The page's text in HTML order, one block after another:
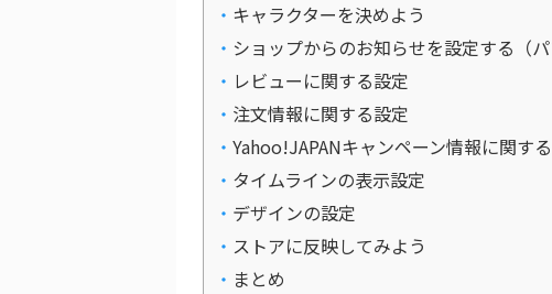
キャラクターを決めよう
ショップからのお知らせを設定する（パ
レビューに関する設定
注文情報に関する設定
Yahoo!JAPANキャンペーン情報に関す
タイムラインの表示設定
デザインの設定
ストアに反映してみよう
まとめ